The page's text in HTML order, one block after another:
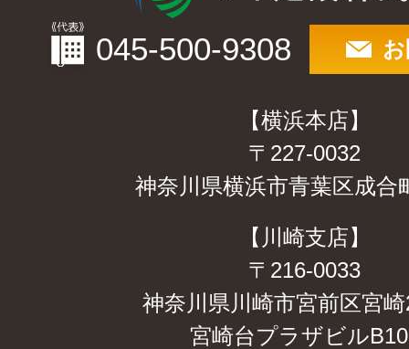
045-500-9308
【横浜本店】
〒227-0032
神奈川県横浜市青葉区成合
【川崎支店】
〒216-0033
神奈川県川崎市宮前区宮
宮崎台プラザビル